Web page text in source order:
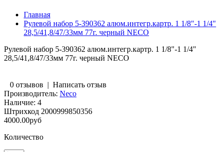
Главная
Рулевой набор 5-390362 алюм.интегр.картр. 1 1/8"-1 1/4"
28,5/41,8/47/33мм 77г. черный NECO
Рулевой набор 5-390362 алюм.интегр.картр. 1 1/8"-1 1/4"
28,5/41,8/47/33мм 77г. черный NECO
0 отзывов | Написать отзыв
Производитель: Neco
Наличие: 4
Штрихкод 2000999850356
4000.00руб
Количество